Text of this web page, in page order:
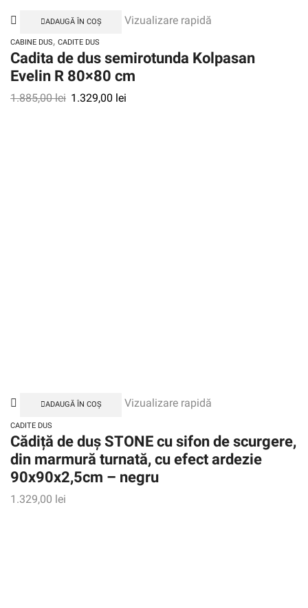
ADAUGĂ ÎN COȘ Vizualizare rapidă
CABINE DUS, CADITE DUS
Cadita de dus semirotunda Kolpasan
Evelin R 80×80 cm
1.885,00lei 1.329,00 lei
ADAUGĂ ÎN COȘ Vizualizare rapidă
CADITE DUS
Cădiță de duș STONE cu sifon de scurgere,
din marmură turnată, cu efect ardezie
90x90x2,5cm – negru
1.329,00 lei